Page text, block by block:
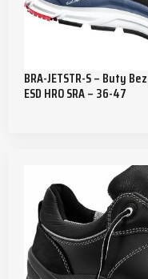
BRA-JETSTR-S – Buty
ESD HRO SRA – 36-47